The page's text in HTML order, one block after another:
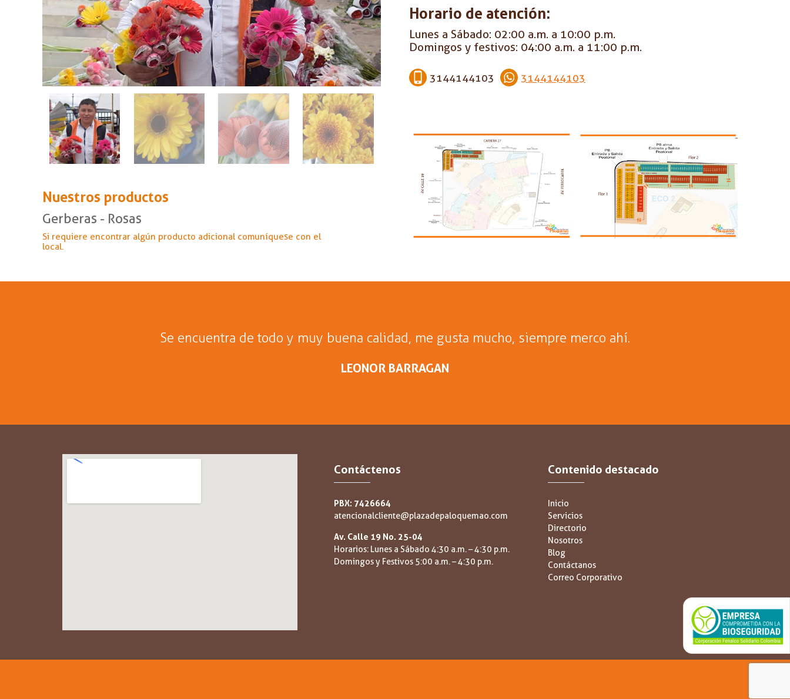
Horario de atención:
Lunes a Sábado: 02:00 a.m. a 10:00 p.m.
Domingos y festivos: 04:00 a.m. a 11:00 p.m.
3144144103 3144144103
Nuestros productos
Gerberas - Rosas
Si requiere encontrar algún producto adicional comuníquese con el
local.
Se encuentra de todo y muy buena calidad, me gusta mucho, siempre merco ahí.
LEONOR BARRAGAN
Contáctenos
PBX: 7426664
atencionalcliente@plazadepaloquemao.com
Av. Calle 19 No. 25-04
Horarios: Lunes a Sábado 4:30 a.m. – 4:30 p.m.
Domingos y Festivos 5:00 a.m. – 4:30 p.m.
Contenido destacado
Inicio
Servicios
Directorio
Nosotros
Blog
Contáctanos
Correo Corporativo